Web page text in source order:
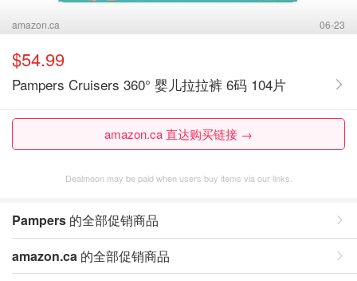
amazon.ca 06-23
$54.99
Pampers Cruisers 360° 婴儿拉拉裤 6码 104片
amazon.ca 直达购买链接 →
Dealmoon may be paid when users buy items via our links.
Pampers 的全部促销商品
amazon.ca 的全部促销商品